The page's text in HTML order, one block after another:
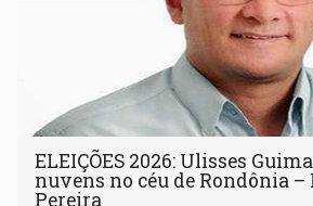
ELEIÇÕES 2026: Ulisses
nuvens no céu de Rondônia –
Pereira